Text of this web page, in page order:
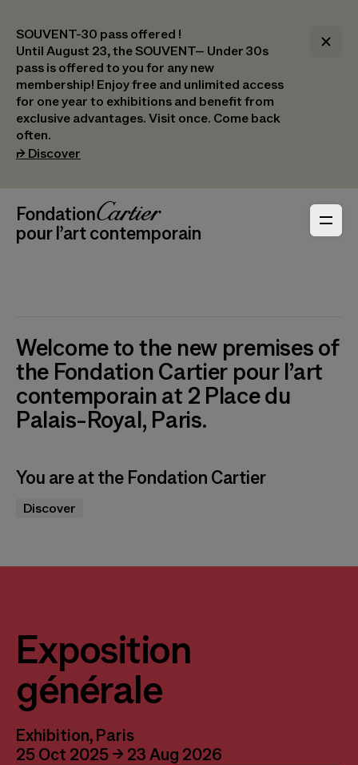
SOUVENT-30 pass offered !
Until August 23, the SOUVENT– Under 30s
pass is offered to you for any new
membership! Enjoy free and unlimited access
for one year to exhibitions and benefit from
exclusive advantages. Visit once. Come back
often.
⮣ Discover
Header Navigation
_logoFondation Cartier
pour l’art contemporain
Welcome to the new premises of
the Fondation Cartier pour l’art
contemporain at 2 Place du
Palais-Royal, Paris.
You are at the Fondation Cartier
Discover
Exposition
générale
Exhibition, Paris
25 Oct 2025 → 23 Aug 2026